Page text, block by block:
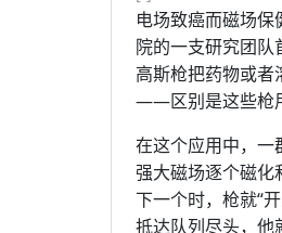
电场致癌而磁场
院的一支研究团
高斯枪把药物或
——区别是这些枪
在这个应用中，一
强大磁场逐个磁化
下一个时，枪就“
抵达队列尽头，他